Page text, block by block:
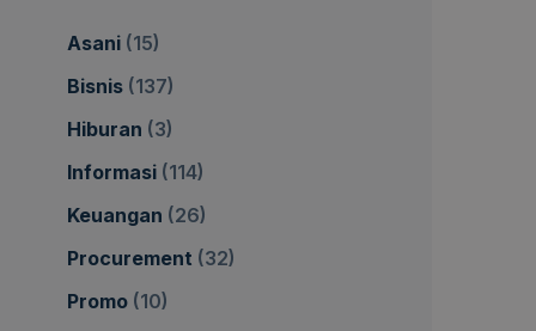
Asani (15)
Bisnis (137)
Hiburan (3)
Informasi (114)
Keuangan (26)
Procurement (32)
Promo (10)